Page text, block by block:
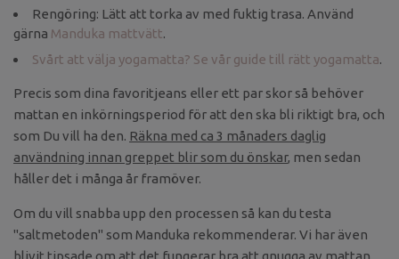
Rengöring: Lätt att torka av med fuktig trasa. Använd
gärna Manduka mattvätt.
Svårt att välja yogamatta? Se vår guide till rätt yogamatta.
Precis som dina favoritjeans eller ett par skor så behöver
mattan en inkörningsperiod för att den ska bli riktigt bra, och
som Du vill ha den. Räkna med ca 3 månaders daglig
användning innan greppet blir som du önskar, men sedan
håller det i många år framöver.
Om du vill snabba upp den processen så kan du testa
"saltmetoden" som Manduka rekommenderar. Vi har även